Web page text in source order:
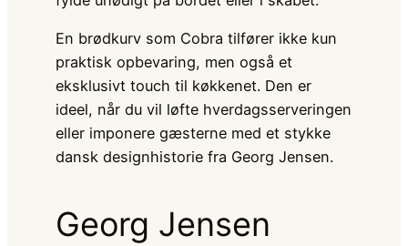
En brødkurv som Cobra tilfører ikke kun
praktisk opbevaring, men også et
eksklusivt touch til køkkenet. Den er
ideel, når du vil løfte hverdagsserveringen
eller imponere gæsterne med et stykke
dansk designhistorie fra Georg Jensen.
Georg Jensen